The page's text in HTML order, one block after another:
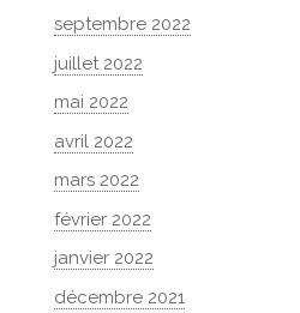
septembre 2022
juillet 2022
mai 2022
avril 2022
mars 2022
février 2022
janvier 2022
décembre 2021